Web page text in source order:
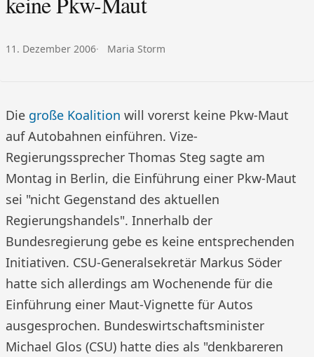
Veröffentlicht am:
11. Dezember 2006 Autor:
Maria Storm
Die große Koalition will vorerst keine Pkw-Maut
auf Autobahnen einführen. Vize-
Regierungssprecher Thomas Steg sagte am
Montag in Berlin, die Einführung einer Pkw-Maut
sei "nicht Gegenstand des aktuellen
Regierungshandels". Innerhalb der
Bundesregierung gebe es keine entsprechenden
Initiativen. CSU-Generalsekretär Markus Söder
hatte sich allerdings am Wochenende für die
Einführung einer Maut-Vignette für Autos
ausgesprochen. Bundeswirtschaftsminister
Michael Glos (CSU) hatte dies als "denkbareren